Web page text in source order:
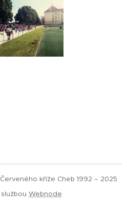
kříže Cheb 1992 – 2025
Webnode